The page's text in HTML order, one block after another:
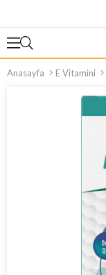
Anasayfa E Vitamini